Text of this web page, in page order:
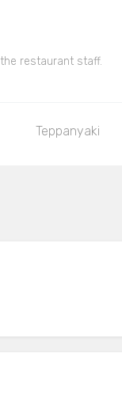
restaurant staff.
Teppanyaki